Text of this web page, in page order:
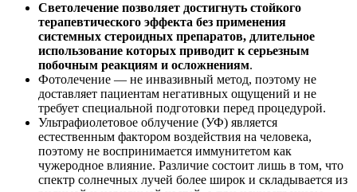
Светолечение позволяет достигнуть стойкого
терапевтического эффекта без применения
системных стероидных препаратов, длительное
использование которых приводит к серьезным
побочным реакциям и осложнениям.
Фотолечение — не инвазивный метод, поэтому не
доставляет пациентам негативных ощущений и не
требует специальной подготовки перед процедурой.
Ультрафиолетовое облучение (УФ) является
естественным фактором воздействия на человека,
поэтому не воспринимается иммунитетом как
чужеродное влияние. Различие состоит лишь в том, что
спектр солнечных лучей более широк и складывается из